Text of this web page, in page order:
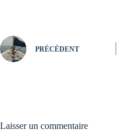
PRÉCÉDENT
Laisser un commentaire